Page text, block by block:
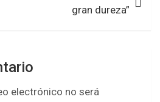
gran dureza”
electrónico no será